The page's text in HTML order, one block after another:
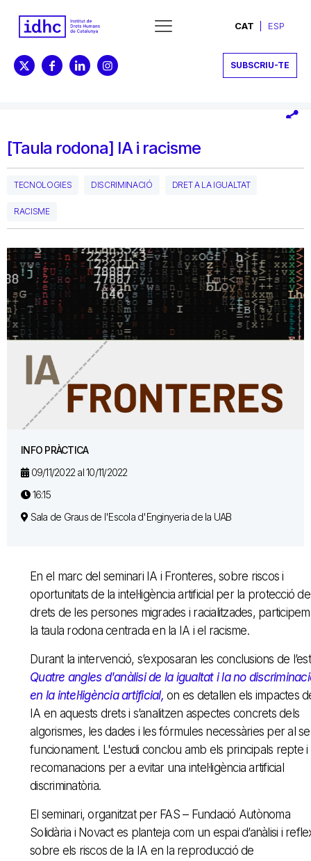
CAT ESP
SUBSCRIU-TE
[Taula rodona] IA i racisme
TECNOLOGIES DISCRIMINACIÓ DRET A LA IGUALTAT
RACISME
INFO PRÀCTICA
09/11/2022 al 10/11/2022
16:15
Sala de Graus de l'Escola d'Enginyeria de la UAB
En el marc del seminari IA i Fronteres, sobre riscos i
oportunitats de la intel·ligència artificial per la protecció
drets de les persones migrades i racialitzades,
la taula rodona centrada en la IA i el racisme.
Durant la intervenció, s’exposaran les conclusions de
Quatre angles d'anàlisi de la igualtat i la no
en la intel·ligència artificial, on es detallen els impactes
IA en aquests drets i s’analitzen aspectes concrets dels
algorismes, les dades i les fórmules necessàries per al
funcionament. L'estudi conclou amb els principals repte i
recomanacions per a evitar una intel·ligència artificial
discriminatòria.
El seminari, organitzat per FAS – Fundació Autònoma
Solidària i Novact es planteja com un espai d’anàlisi i
sobre els riscos de la IA en la reproducció de